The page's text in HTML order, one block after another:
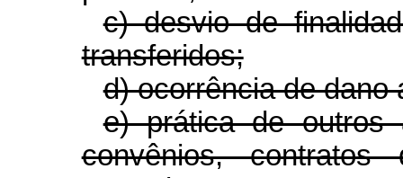
c) desvio de
transferidos;
d) ocorrência de dano
e) prática de outros
convênios,